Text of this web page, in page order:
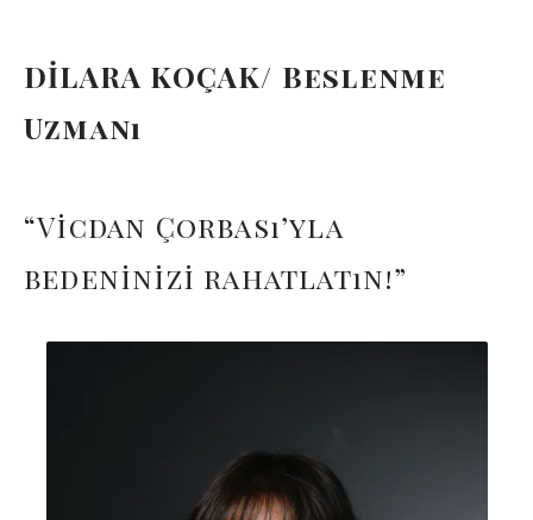
DİLARA KOÇAK/ Beslenme
Uzmanı
“Vicdan Çorbası’yla
bedeninizi rahatlatın!”